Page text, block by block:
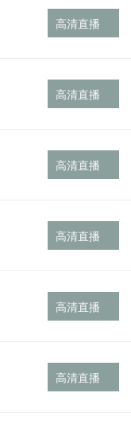
高清直播
高清直播
高清直播
高清直播
高清直播
高清直播